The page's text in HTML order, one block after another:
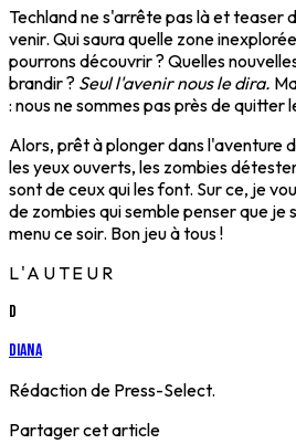
Techland ne s'arrête pas là et teaser
venir. Qui saura quelle zone
pourrons découvrir ? Quelles
brandir ? Seul l'avenir nous le dira.
: nous ne sommes pas près de quitter
Alors, prêt à plonger dans l'aventure
les yeux ouverts, les zombies
sont de ceux qui les font. Sur ce, je
de zombies qui semble penser que je
menu ce soir. Bon jeu à tous !
L'AUTEUR
D
Diana
Rédaction de Press-Select.
Partager cet article